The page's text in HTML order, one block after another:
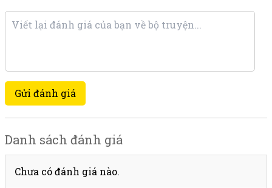
Gửi đánh giá
Danh sách đánh giá
Chưa có đánh giá nào.